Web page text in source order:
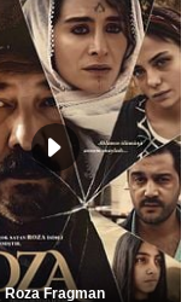
Roza Fragman